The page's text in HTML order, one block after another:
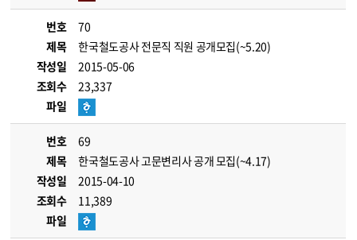
번호
70
제목
한국철도공사 전문직 직원 공개모집(~5.20)
작성일
2015-05-06
조회수
23,337
파일
번호
69
제목
한국철도공사 고문변리사 공개 모집(~4.17)
작성일
2015-04-10
조회수
11,389
파일